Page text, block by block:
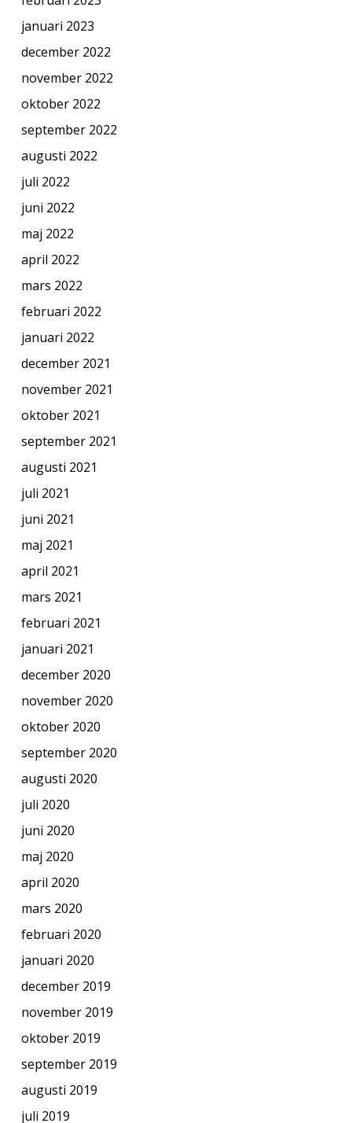
januari 2023
december 2022
november 2022
oktober 2022
september 2022
augusti 2022
juli 2022
juni 2022
maj 2022
april 2022
mars 2022
februari 2022
januari 2022
december 2021
november 2021
oktober 2021
september 2021
augusti 2021
juli 2021
juni 2021
maj 2021
april 2021
mars 2021
februari 2021
januari 2021
december 2020
november 2020
oktober 2020
september 2020
augusti 2020
juli 2020
juni 2020
maj 2020
april 2020
mars 2020
februari 2020
januari 2020
december 2019
november 2019
oktober 2019
september 2019
augusti 2019
juli 2019